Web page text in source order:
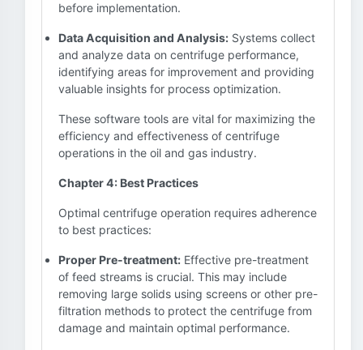
before implementation.
Data Acquisition and Analysis: Systems collect
and analyze data on centrifuge performance,
identifying areas for improvement and providing
valuable insights for process optimization.
These software tools are vital for maximizing the
efficiency and effectiveness of centrifuge
operations in the oil and gas industry.
Chapter 4: Best Practices
Optimal centrifuge operation requires adherence
to best practices:
Proper Pre-treatment: Effective pre-treatment
of feed streams is crucial. This may include
removing large solids using screens or other pre-
filtration methods to protect the centrifuge from
damage and maintain optimal performance.